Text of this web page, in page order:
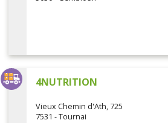
4NUTRITION
Vieux Chemin d'Ath, 725
7531 - Tournai